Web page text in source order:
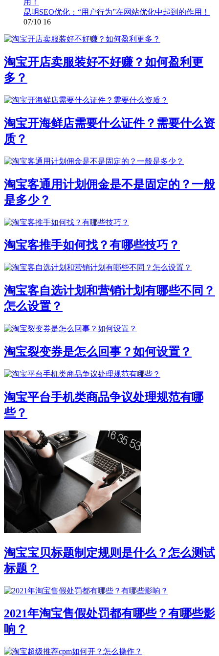
昆明SEO优化：“用户行为”在网站优化中起到的作用！
07/10 16
淘宝开店卖服装好不好赚？如何盈利更
多？
淘宝开海鲜店需要什么证件？需要什么资
质？
淘宝客通用计划佣金是不是固定的？一般
是多少？
淘宝客推手如何找？有哪些技巧？
淘宝客自选计划和营销计划有哪些不同？
怎么设置？
淘宝裂变券是怎么回事？如何设置？
淘宝平台手机类商品争议处理规范有哪
些？
淘宝宝贝标题制定规则是什么？怎么测试
标题？
2021年淘宝售假处罚都有哪些？有哪些影
响？